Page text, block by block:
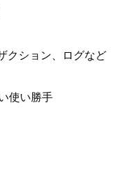
クション、ログなど
使い勝手